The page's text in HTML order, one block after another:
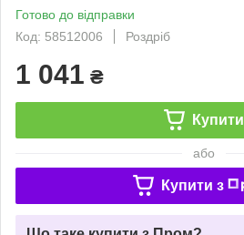
Готово до відправки
Код: 58512006
Роздріб
1 041 ₴
Купити
або
Купити з